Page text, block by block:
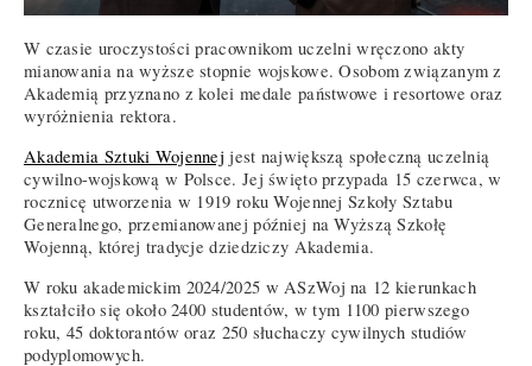
W czasie uroczystości pracownikom uczelni wręczono akty
mianowania na wyższe stopnie wojskowe. Osobom związanym z
Akademią przyznano z kolei medale państwowe i resortowe oraz
wyróżnienia rektora.
Akademia Sztuki Wojennej jest największą społeczną uczelnią
cywilno-wojskową w Polsce. Jej święto przypada 15 czerwca, w
rocznicę utworzenia w 1919 roku Wojennej Szkoły Sztabu
Generalnego, przemianowanej później na Wyższą Szkołę
Wojenną, której tradycje dziedziczy Akademia.
W roku akademickim 2024/2025 w ASzWoj na 12 kierunkach
kształciło się około 2400 studentów, w tym 1100 pierwszego
roku, 45 doktorantów oraz 250 słuchaczy cywilnych studiów
podyplomowych.